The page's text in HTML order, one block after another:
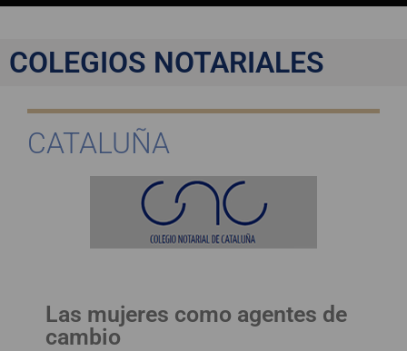
COLEGIOS NOTARIALES
CATALUÑA
Las mujeres como agentes de
cambio